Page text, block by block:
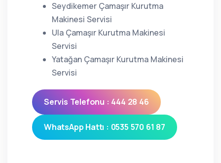
Seydikemer Çamaşır Kurutma
Makinesi Servisi
Ula Çamaşır Kurutma Makinesi
Servisi
Yatağan Çamaşır Kurutma Makinesi
Servisi
Servis Telefonu : 444 28 46
WhatsApp Hattı : 0535 570 61 87